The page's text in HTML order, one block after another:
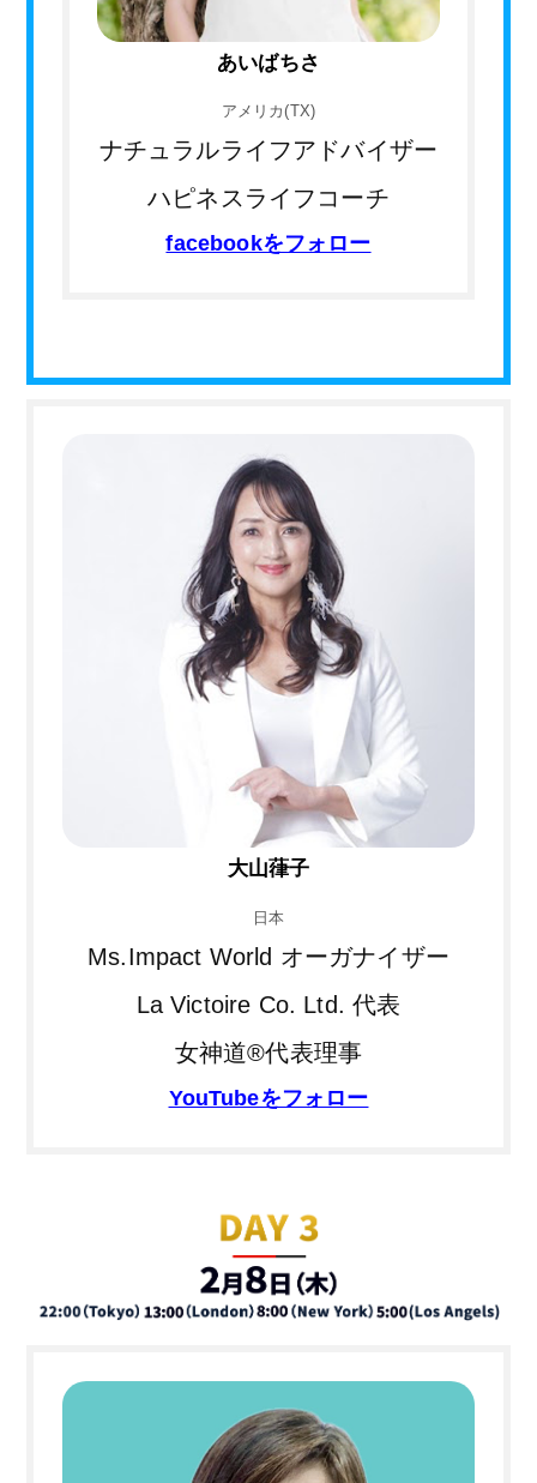
あいばちさ
アメリカ(TX)
ナチュラルライフアドバイザー
ハピネスライフコーチ
facebookをフォロー
大山葎子
日本
Ms.Impact World オーガナイザー
La Victoire Co. Ltd. 代表
女神道®︎代表理事
YouTubeをフォロー